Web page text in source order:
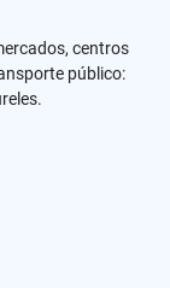
centros
público: